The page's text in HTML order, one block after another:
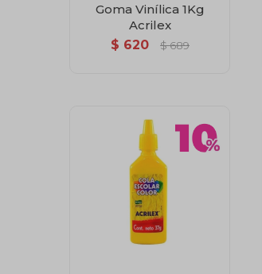
Goma Vinílica 1Kg
Acrilex
$ 620 $ 689